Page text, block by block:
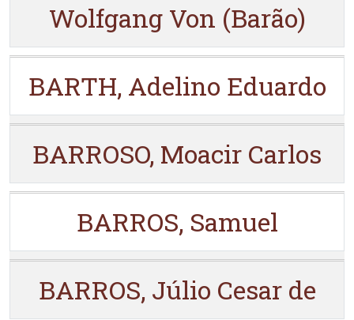
Wolfgang Von (Barão)
BARTH, Adelino Eduardo
BARROSO, Moacir Carlos
BARROS, Samuel
BARROS, Júlio Cesar de